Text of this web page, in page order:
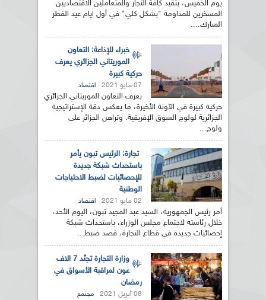
يوم الخميس، بتقيد كافة التجار والمتعاملين الاقتصاديين
المسخرين للمداومة "بشكل كلي" في أول ايام عيد الفطر
المبارك....
خبراء للإذاعة: التعاون
الموريتاني الجزائري يعرف
حركية كبيرة
07 مايو 2021 اقتصاد
يعرف التعاون الموريتاني الجزائري
حركية كبيرة في الآونة الأخيرة، ما يعكس دقة الإستراتيجية
الجزائرية لولوج السوق الإفريقية. وتراهن الجزائر على
ولوج...
تجارة: الرئيس تبون يأمر
باستحداث شبكة جديدة
للإحصائيات لضبط الاحتياجات
الوطنية
02 مايو 2021 اقتصاد
أمر رئيس الجمهورية، السيد عبد المجيد تبون، اليوم الأحد،
خلال رئاسته لاجتماع مجلس الوزراء، باستحداث شبكة
إحصائيات جديدة في قطاع التجارة، قصد ضبط...
وزارة التجارة تجنّد 7 الاف
عون لمراقبة الأسواق في
رمضان
08 أبريل 2021 مجتمع